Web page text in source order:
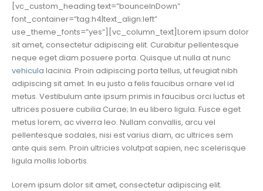
[vc_custom_heading text=”bounceInDown”
font_container=”tag:h4|text_align:left”
use_theme_fonts=”yes”][vc_column_text]Lorem ipsum dolor
sit amet, consectetur adipiscing elit. Curabitur pellentesque
neque eget diam posuere porta. Quisque ut nulla at nunc
vehicula lacinia. Proin adipiscing porta tellus, ut feugiat nibh
adipiscing sit amet. In eu justo a felis faucibus ornare vel id
metus. Vestibulum ante ipsum primis in faucibus orci luctus et
ultrices posuere cubilia Curae; In eu libero ligula. Fusce eget
metus lorem, ac viverra leo. Nullam convallis, arcu vel
pellentesque sodales, nisi est varius diam, ac ultrices sem
ante quis sem. Proin ultricies volutpat sapien, nec scelerisque
ligula mollis lobortis.
Lorem ipsum dolor sit amet, consectetur adipiscing elit.